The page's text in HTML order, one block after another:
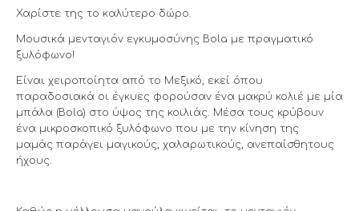
Χαρίστε της το καλύτερο δώρο.
Μουσικά μενταγιόν εγκυμοσύνης Bola με πραγματικό
ξυλόφωνο!
Είναι χειροποίητα από το Μεξικό, εκεί όπου
παραδοσιακά οι έγκυες φορούσαν ένα μακρύ κολιέ με μία
μπάλα (Bola) στο ύψος της κοιλιάς. Μέσα τους κρύβουν
ένα μικροσκοπικό ξυλόφωνο που με την κίνηση της
μαμάς παράγει μαγικούς, χαλαρωτικούς, ανεπαίσθητους
ήχους.